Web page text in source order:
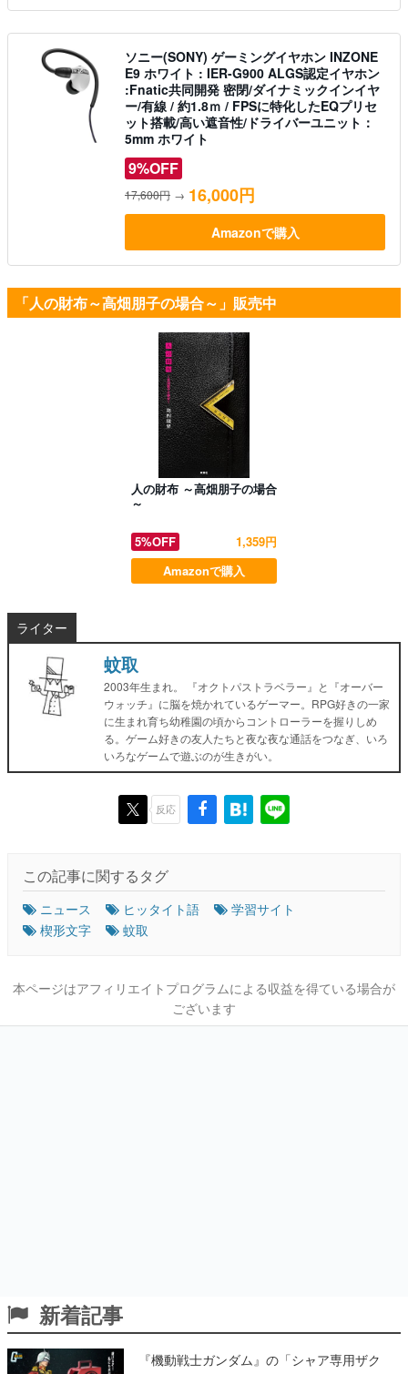
ソニー(SONY) ゲーミングイヤホン INZONE
E9 ホワイト : IER-G900 ALGS認定イヤホン
:Fnatic共同開発 密閉/ダイナミックインイヤ
ー/有線 / 約1.8ｍ / FPSに特化したEQプリセ
ット搭載/高い遮音性/ドライバーユニット：
5mm ホワイト
9%OFF
17,600円 → 16,000円
Amazonで購入
「人の財布～高畑朋子の場合～」販売中
人の財布 ～高畑朋子の場合
～
5%OFF
1,359円
Amazonで購入
ライター
蚊取
2003年生まれ。 『オクトパストラベラー』と『オーバー
ウォッチ』に脳を焼かれているゲーマー。RPG好きの一家
に生まれ育ち幼稚園の頃からコントローラーを握りしめ
る。ゲーム好きの友人たちと夜な夜な通話をつなぎ、いろ
いろなゲームで遊ぶのが生きがい。
反応
この記事に関するタグ
ニュース ヒッタイト語
学習サイト
楔形文字
蚊取
本ページはアフィリエイトプログラムによる収益を得ている場合が
ございます
新着記事
『機動戦士ガンダム』の「シャア専用ザク